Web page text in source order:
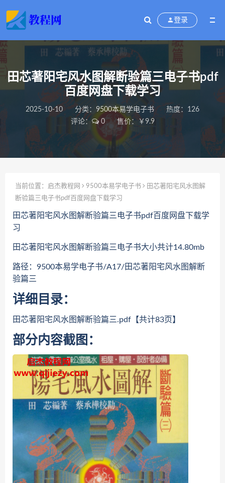
登录
田芯著阳宅风水图解断验篇三电子书pdf
百度网盘下载学习
2025-10-10 分类： 9500本易学电子书
热度：126
评论：
0 售价：￥9.9
当前位置： 启杰教程网 9500本易学电子书
田芯著阳宅风水图解
断验篇三电子书pdf百度网盘下载学习
田芯著阳宅风水图解断验篇三电子书pdf百度网盘下载学
习
田芯著阳宅风水图解断验篇三电子书大小共计14.80mb
路径：9500本易学电子书/A17/田芯著阳宅风水图解断
验篇三
详细目录：
田芯著阳宅风水图解断验篇三.pdf【共计83页】
部分内容截图：